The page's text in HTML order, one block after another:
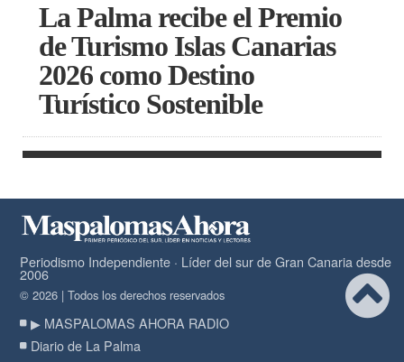
La Palma recibe el Premio
de Turismo Islas Canarias
2026 como Destino
Turístico Sostenible
Periodismo Independiente · Líder del sur de Gran Canaria desde
2006
© 2026 | Todos los derechos reservados
▶ MASPALOMAS AHORA RADIO
Diario de La Palma